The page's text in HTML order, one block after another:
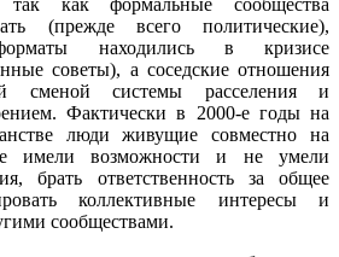
(прежде всего политические),
форматы находились в кризисе
советы), а соседские отношения
сменой системы расселения и
Фактически в 2000-е годы на
люди живущие совместно на
имели возможности и не умели
брать ответственность за общее
коллективные интересы и
сообществами.